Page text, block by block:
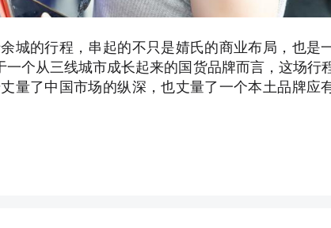
城的行程，串起的不只是婧氏的商业布局，也是
一个从三线城市成长起来的国货品牌而言，这场行
量了中国市场的纵深，也丈量了一个本土品牌应